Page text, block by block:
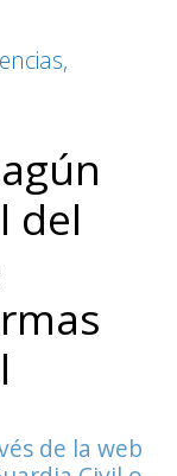
del
de la web